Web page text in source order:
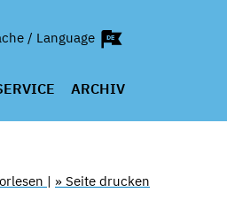
/ Language
ARCHIV
| » Seite drucken